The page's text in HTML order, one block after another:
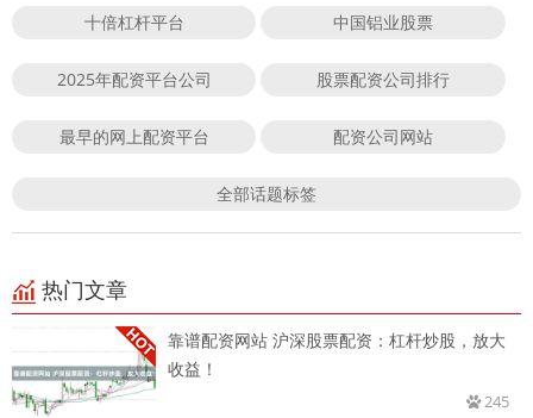
十倍杠杆平台 中国铝业股票
2025年配资平台公司 股票配资公司排行
最早的网上配资平台 配资公司网站
全部话题标签
热门文章
靠谱配资网站 沪深股票配资：杠杆炒股，放大
收益！
245